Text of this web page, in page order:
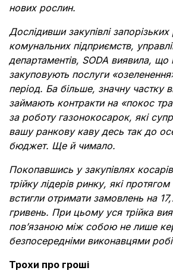
нових рослин.
Дослідивши закупівлі запорізьких
комунальних підприємств,
департаментів, SODA виявила, що
закуповують послуги
період. Ба більше, значну частку
займають контракти на «покос
за роботу газонокосарок, які
вашу ранкову каву десь так до
бюджет. Ще й чимало.
Покопавшись у закупівлях
трійку лідерів ринку, які
встигли отримати замовлень на
гривень. При цьому уся трійка
пов’язаною між собою не лише
безпосередніми виконавцями
Трохи про гроші